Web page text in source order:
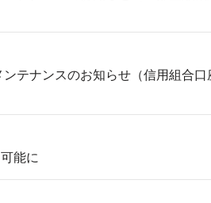
テナンスのお知らせ（信用組合口
能に